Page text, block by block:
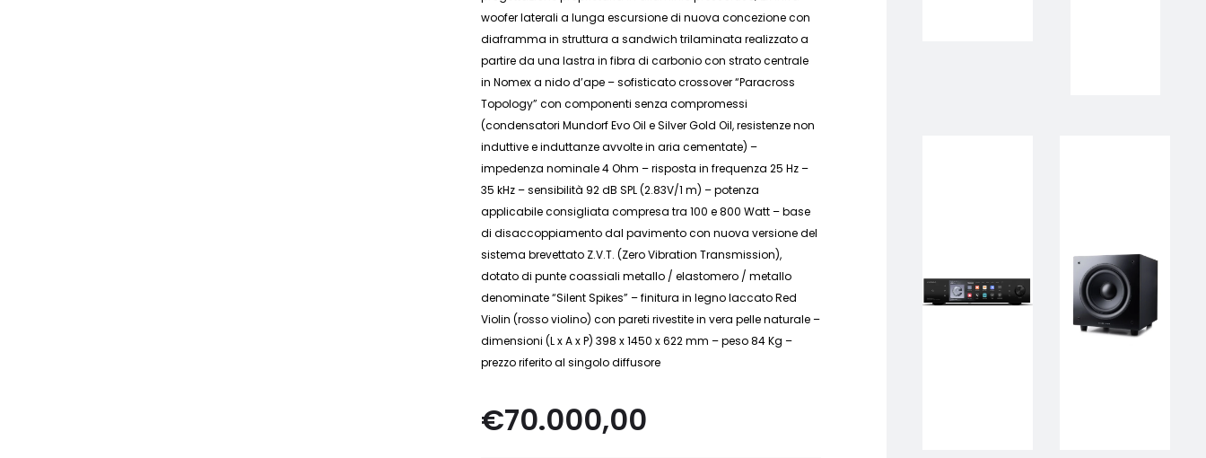
woofer laterali a lunga escursione di nuova concezione con
diaframma in struttura a sandwich trilaminata realizzato a
partire da una lastra in fibra di carbonio con strato centrale
in Nomex a nido d’ape – sofisticato crossover “Paracross
Topology” con componenti senza compromessi
(condensatori Mundorf Evo Oil e Silver Gold Oil, resistenze non
induttive e induttanze avvolte in aria cementate) –
impedenza nominale 4 Ohm – risposta in frequenza 25 Hz –
35 kHz – sensibilità 92 dB SPL (2.83V/1 m) – potenza
applicabile consigliata compresa tra 100 e 800 Watt – base
di disaccoppiamento dal pavimento con nuova versione del
sistema brevettato Z.V.T. (Zero Vibration Transmission),
dotato di punte coassiali metallo / elastomero / metallo
denominate “Silent Spikes” – finitura in legno laccato Red
Violin (rosso violino) con pareti rivestite in vera pelle naturale –
dimensioni (L x A x P) 398 x 1450 x 622 mm – peso 84 Kg –
prezzo riferito al singolo diffusore
€70.000,00